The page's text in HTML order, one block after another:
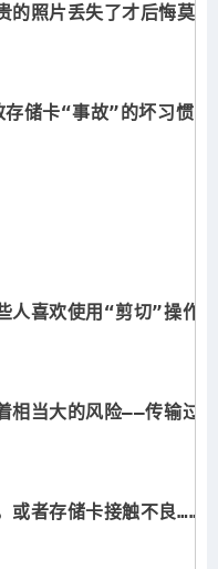
的照片丢失了才后悔莫
储卡“事故”的坏习惯
人喜欢使用“剪切”操作
相当大的风险——传输过
或者存储卡接触不良……